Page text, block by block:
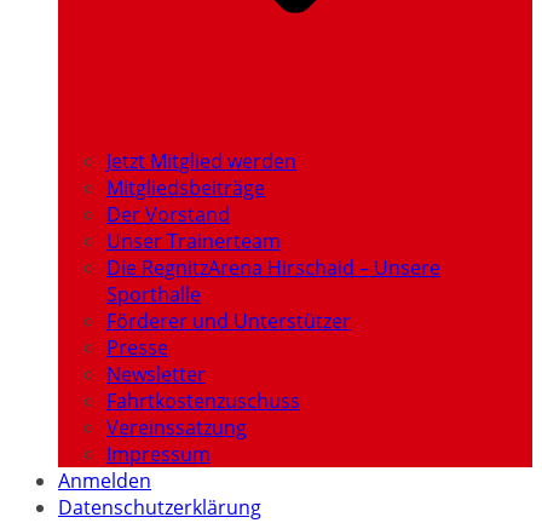
Jetzt Mitglied werden
Mitgliedsbeiträge
Der Vorstand
Unser Trainerteam
Die RegnitzArena Hirschaid – Unsere
Sporthalle
Förderer und Unterstützer
Presse
Newsletter
Fahrtkostenzuschuss
Vereinssatzung
Impressum
Anmelden
Datenschutzerklärung